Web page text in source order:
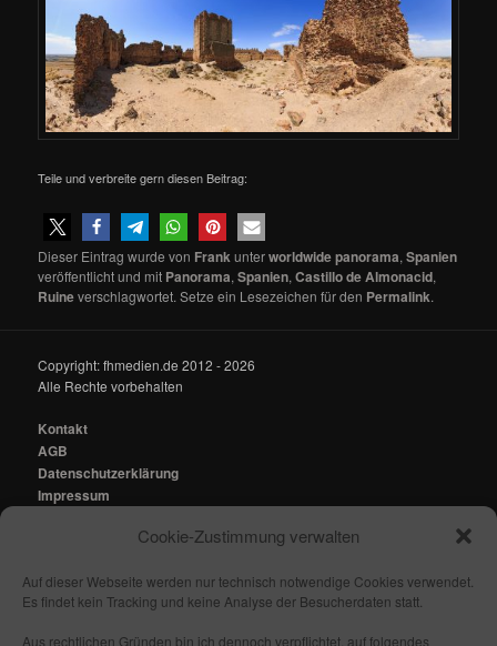
Cookie-Zustimmung verwalten
Auf dieser Webseite werden nur technisch notwendige Cookies verwendet.
Es findet kein Tracking und keine Analyse der Besucherdaten statt.
Aus rechtlichen Gründen bin ich dennoch verpflichtet, auf folgendes
Teile und verbreite gern diesen Beitrag:
Dieser Eintrag wurde von Frankunterworldwide panorama,Spanien
veröffentlicht und mit Panorama,Spanien,Castillo de Almonacid,
Ruineverschlagwortet. Setze ein Lesezeichen für den Permalink.
Copyright: fhmedien.de 2012 - 2026
Alle Rechte vorbehalten
Kontakt
AGB
Datenschutzerklärung
Impressum
mail@fhmedien.de